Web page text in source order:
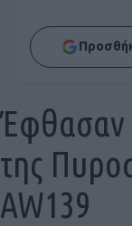
Έφθασαν
της
AW139